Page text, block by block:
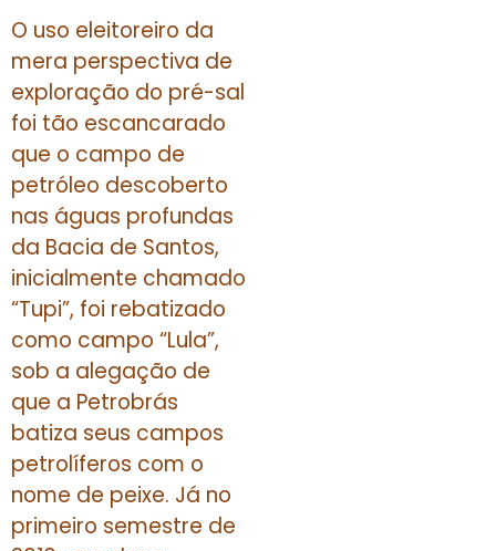
O uso eleitoreiro da
mera perspectiva de
exploração do pré-sal
foi tão escancarado
que o campo de
petróleo descoberto
nas águas profundas
da Bacia de Santos,
inicialmente chamado
“Tupi”, foi rebatizado
como campo “Lula”,
sob a alegação de
que a Petrobrás
batiza seus campos
petrolíferos com o
nome de peixe. Já no
primeiro semestre de